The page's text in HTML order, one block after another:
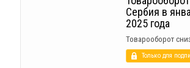
Сербия в
2025 года
Товарооборот
Только для